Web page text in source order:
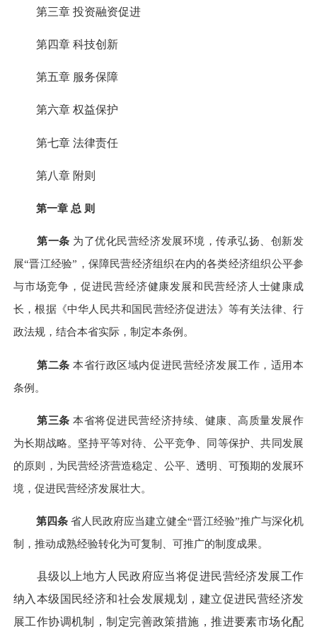
第三章 投资融资促进
第四章 科技创新
第五章 服务保障
第六章 权益保护
第七章 法律责任
第八章 附则
第一章 总 则
第一条 为了优化民营经济发展环境，传承弘扬、创新发
展“晋江经验”，保障民营经济组织在内的各类经济组织公平参
与市场竞争，促进民营经济健康发展和民营经济人士健康成
长，根据《中华人民共和国民营经济促进法》等有关法律、行
政法规，结合本省实际，制定本条例。
第二条 本省行政区域内促进民营经济发展工作，适用本
条例。
第三条 本省将促进民营经济持续、健康、高质量发展作
为长期战略。坚持平等对待、公平竞争、同等保护、共同发展
的原则，为民营经济营造稳定、公平、透明、可预期的发展环
境，促进民营经济发展壮大。
第四条 省人民政府应当建立健全“晋江经验”推广与深化机
制，推动成熟经验转化为可复制、可推广的制度成果。
县级以上地方人民政府应当将促进民营经济发展工作
纳入本级国民经济和社会发展规划，建立促进民营经济发
展工作协调机制，制定完善政策措施，推进要素市场化配